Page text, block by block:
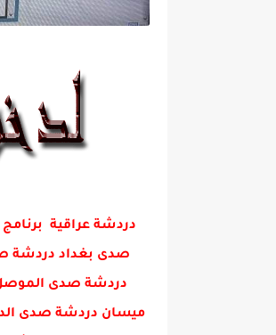
دردشة عراقية
صدى بغداد دردشة
دردشة صدى
ميسان دردشة صدى